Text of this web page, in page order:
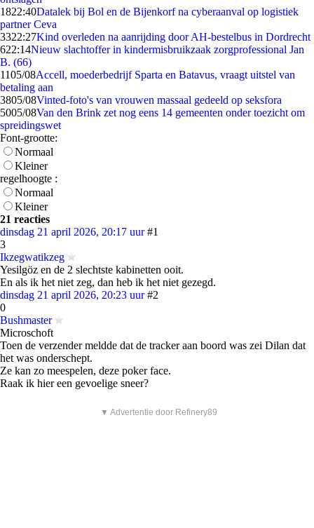
1822:40Datalek bij Bol en de Bijenkorf na cyberaanval op logistiek
partner Ceva
3322:27Kind overleden na aanrijding door AH-bestelbus in Dordrecht
622:14Nieuw slachtoffer in kindermisbruikzaak zorgprofessional Jan
B. (66)
1105/08Accell, moederbedrijf Sparta en Batavus, vraagt uitstel van
betaling aan
3805/08Vinted-foto's van vrouwen massaal gedeeld op seksfora
5005/08Van den Brink zet nog eens 14 gemeenten onder toezicht om
spreidingswet
Font-grootte:
Normaal
Kleiner
regelhoogte :
Normaal
Kleiner
21 reacties
dinsdag 21 april 2026, 20:17 uur #1
3
Ikzegwatikzeg
Yesilgöz en de 2 slechtste kabinetten ooit.
En als ik het niet zeg, dan heb ik het niet gezegd.
dinsdag 21 april 2026, 20:23 uur #2
0
Bushmaster
Microschoft
Toen de verzender meldde dat de tracker aan boord was zei Dilan dat
het was onderschept.
Ze kan zo meespelen, deze poker face.
Raak ik hier een gevoelige sneer?
▼ Advertentie door Refinery89